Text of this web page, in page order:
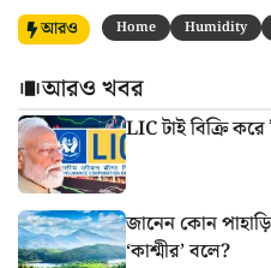
আরও Home Humidity
আরও খবর
LIC টাই বিক্রি
জানেন কোন
‘কাশ্মীর’ বলে?